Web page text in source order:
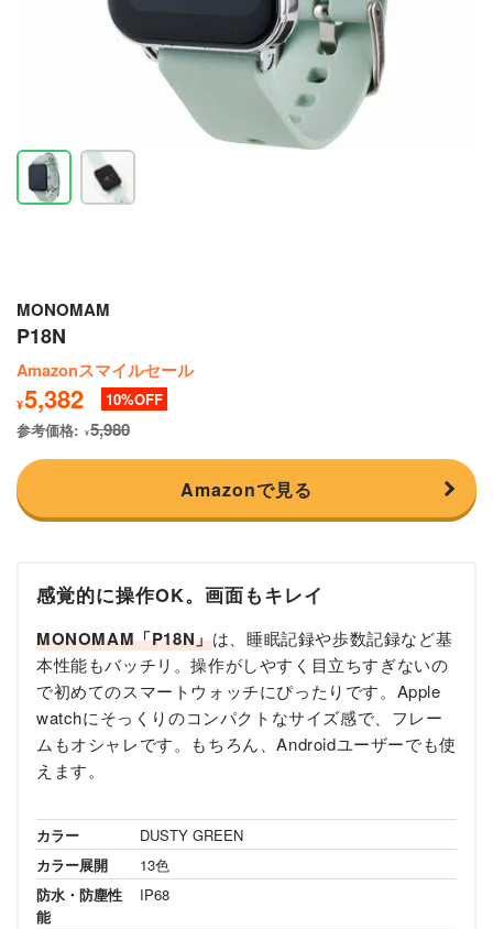
MONOMAM
P18N
Amazonスマイルセール
¥5,382
10
参考価格:
¥5,980
Amazonで見る
感覚的に操作OK。画面もキレイ
MONOMAM「P18N」は、睡眠記録や歩数記録など基
本性能もバッチリ。操作がしやすく目立ちすぎないの
で初めてのスマートウォッチにぴったりです。Apple
watchにそっくりのコンパクトなサイズ感で、フレー
ムもオシャレです。もちろん、Androidユーザーでも使
えます。
カラー
DUSTY GREEN
カラー展開
13色
防水・防塵性
能
IP68